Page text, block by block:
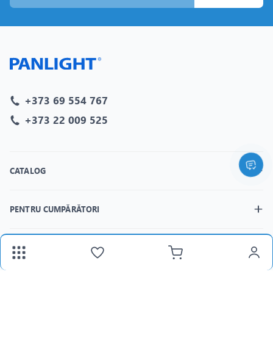
+373 69 554 767
+373 22 009 525
CATALOG
PENTRU CUMPĂRĂTORI
MAGAZINELE